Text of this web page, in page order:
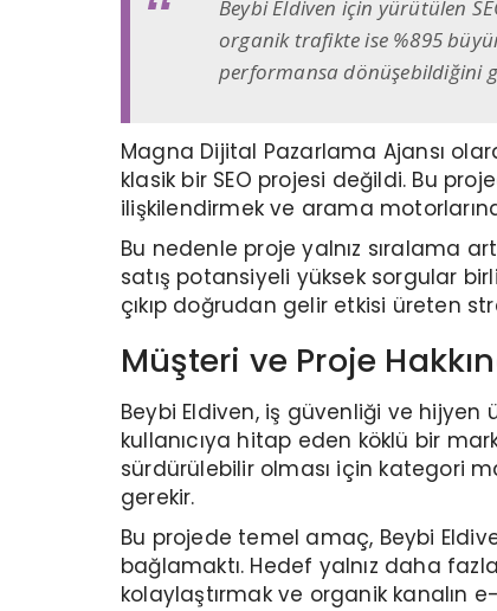
Beybi Eldiven için yürütülen
organik trafikte ise %895
performansa dönüşebildiğini
Magna Dijital Pazarlama Ajansı
klasik bir SEO projesi değildi. Bu
ilişkilendirmek ve arama
Bu nedenle proje yalnız sıralama
satış potansiyeli yüksek sorgular
çıkıp doğrudan gelir etkisi üreten
Müşteri ve Proje
Beybi Eldiven, iş güvenliği ve
kullanıcıya hitap eden köklü bir
sürdürülebilir olması için kategori
gerekir.
Bu projede temel amaç, Beybi
bağlamaktı. Hedef yalnız daha
kolaylaştırmak ve organik kanalın